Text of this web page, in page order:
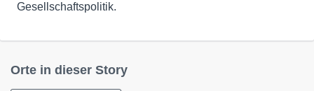
Gesellschaftspolitik.
Orte in dieser Story